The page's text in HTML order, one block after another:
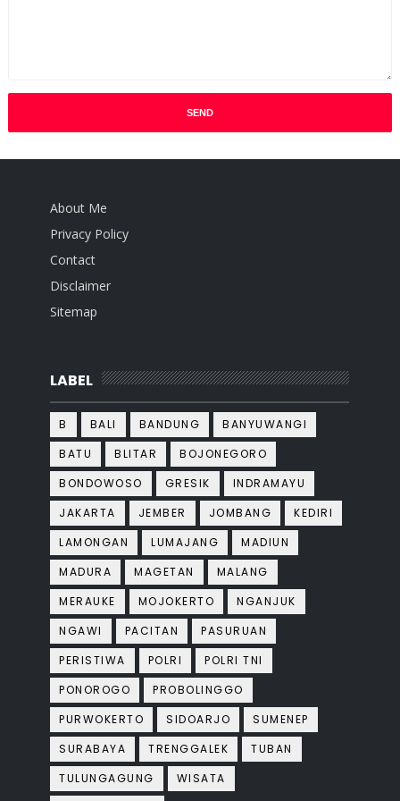
About Me
Privacy Policy
Contact
Disclaimer
Sitemap
LABEL
B BALI BANDUNG
BANYUWANGI
BATU
BLITAR
BOJONEGORO
BONDOWOSO
GRESIK
INDRAMAYU
JAKARTA
JEMBER JOMBANG
KEDIRI
LAMONGAN
LUMAJANG
MADIUN
MADURA
MAGETAN
MALANG
MERAUKE
MOJOKERTO
NGANJUK
NGAWI
PACITAN
PASURUAN
PERISTIWA
POLRI
POLRI TNI
PONOROGO
PROBOLINGGO
PURWOKERTO
SIDOARJO
SUMENEP
SURABAYA
TRENGGALEK
TUBAN
TULUNGAGUNG
WISATA